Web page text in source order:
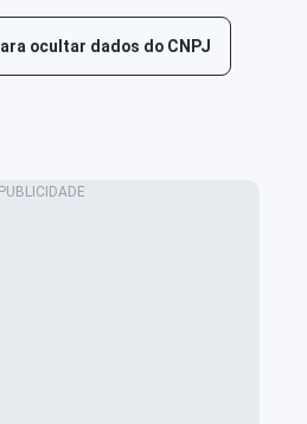
ocultar dados do CNPJ